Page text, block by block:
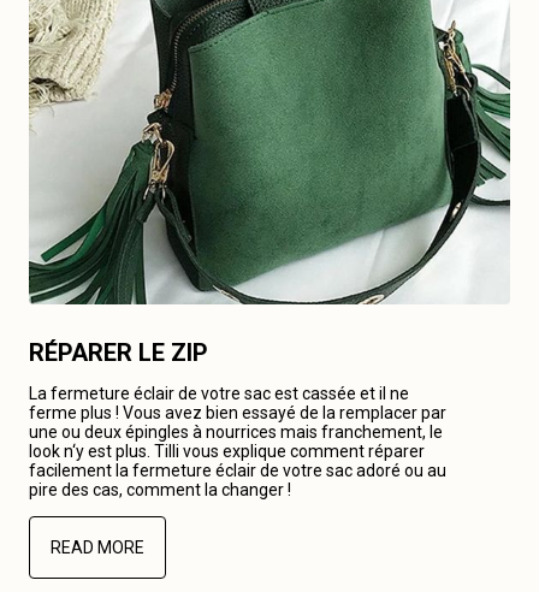
RÉPARER LE ZIP
La fermeture éclair de votre sac est cassée et il ne
ferme plus ! Vous avez bien essayé de la remplacer par
une ou deux épingles à nourrices mais franchement, le
look n‘y est plus. Tilli vous explique comment réparer
facilement la fermeture éclair de votre sac adoré ou au
pire des cas, comment la changer !
READ MORE